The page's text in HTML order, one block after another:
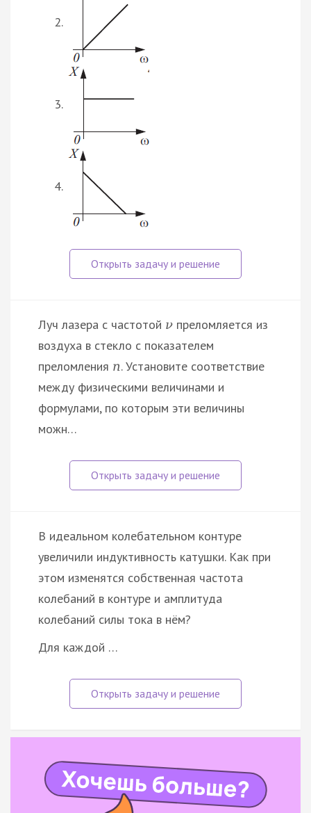
Луч лазера с частотой ν преломляется из
воздуха в стекло с показателем
преломления n. Установите соответствие
между физическими величинами и
формулами, по которым эти величины
можн…
В идеальном колебательном контуре
увеличили индуктивность катушки. Как при
этом изменятся собственная частота
колебаний в контуре и амплитуда
колебаний силы тока в нём?
Для каждой …